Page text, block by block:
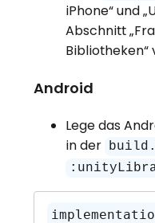
iPhone“und
Abschnitt
Bibliotheken“
Android
Lege das
in der